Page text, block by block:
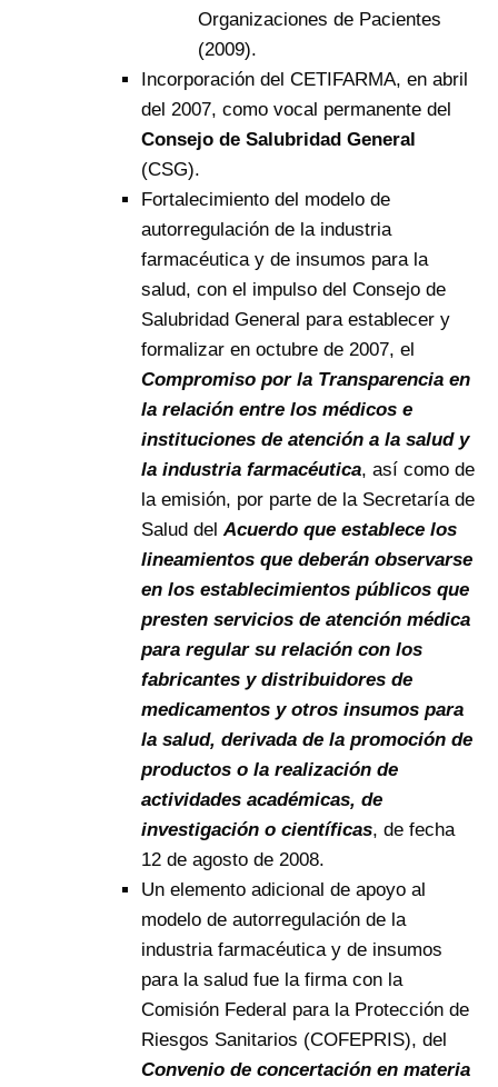
Organizaciones de Pacientes
(2009).
Incorporación del CETIFARMA, en abril
del 2007, como vocal permanente del
Consejo de Salubridad General
(CSG).
Fortalecimiento del modelo de
autorregulación de la industria
farmacéutica y de insumos para la
salud, con el impulso del Consejo de
Salubridad General para establecer y
formalizar en octubre de 2007, el
Compromiso por la Transparencia en
la relación entre los médicos e
instituciones de atención a la salud y
la industria farmacéutica, así como de
la emisión, por parte de la Secretaría de
Salud delAcuerdo que establece los
lineamientos que deberán observarse
en los establecimientos públicos que
presten servicios de atención médica
para regular su relación con los
fabricantes y distribuidores de
medicamentos y otros insumos para
la salud, derivada de la promoción de
productos o la realización de
actividades académicas, de
investigación o científicas, de fecha
12 de agosto de 2008.
Un elemento adicional de apoyo al
modelo de autorregulación de la
industria farmacéutica y de insumos
para la salud fue la firma con la
Comisión Federal para la Protección de
Riesgos Sanitarios (COFEPRIS), del
Convenio de concertación en materia